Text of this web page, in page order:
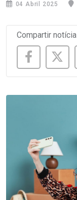
04 Abril 2025
Compartir notícia